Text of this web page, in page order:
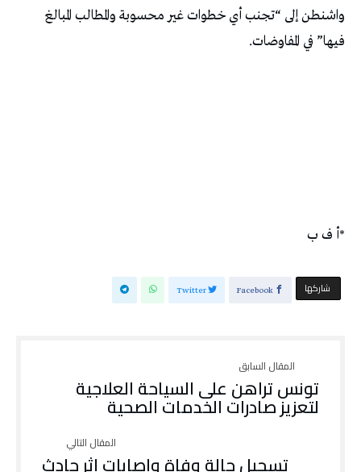
واشنطن إلى “تجنب أي خطوات غير محسوبة والمطالب المبالغ
فيها” في المفاوضات.
*أ ف ب
‫‫ شاركها‬ Facebook
Twitter
تونس تراهن على السياحة العلاجية
لتعزيز صادرات الخدمات الصحية
تسجيل حالة وفاة وإصابات إثر حادث